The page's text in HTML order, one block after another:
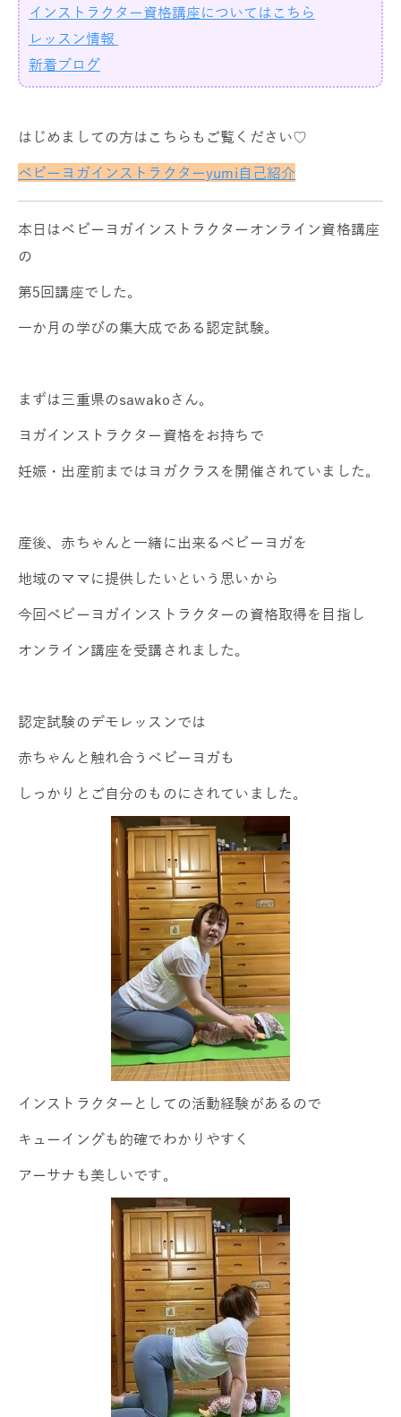
インストラクター資格講座についてはこちら
レッスン情報
新着ブログ
はじめましての方はこちらもご覧ください♡
ベビーヨガインストラクターyumi自己紹介
本日はベビーヨガインストラクターオンライン資格講座
の
第5回講座でした。
一か月の学びの集大成である認定試験。
まずは三重県のsawakoさん。
ヨガインストラクター資格をお持ちで
妊娠・出産前まではヨガクラスを開催されていました。
産後、赤ちゃんと一緒に出来るベビーヨガを
地域のママに提供したいという思いから
今回ベビーヨガインストラクターの資格取得を目指し
オンライン講座を受講されました。
認定試験のデモレッスンでは
赤ちゃんと触れ合うベビーヨガも
しっかりとご自分のものにされていました。
インストラクターとしての活動経験があるので
キューイングも的確でわかりやすく
アーサナも美しいです。